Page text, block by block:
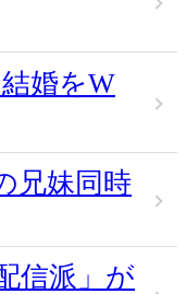
婚をW
兄妹同時
信派」が